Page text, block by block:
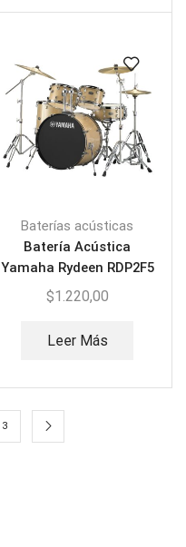
Baterías acústicas
Batería Acústica
Yamaha Rydeen RDP2F5
Champagne Glitter
$1.220,00
Leer Más
3